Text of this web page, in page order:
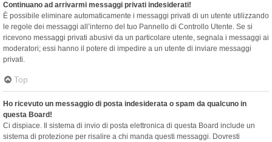
Continuano ad arrivarmi messaggi privati indesiderati!
È possibile eliminare automaticamente i messaggi privati ​​di un utente utilizzando
le regole dei messaggi all’interno del tuo Pannello di Controllo Utente. Se si
ricevono messaggi privati ​​abusivi da un particolare utente, segnala i messaggi ai
moderatori; essi hanno il potere di impedire a un utente di inviare messaggi
privati​​.
Top
Ho ricevuto un messaggio di posta indesiderata o spam da qualcuno in
questa Board!
Ci dispiace. Il sistema di invio di posta elettronica di questa Board include un
sistema di protezione per risalire a chi manda questi messaggi. Dovresti